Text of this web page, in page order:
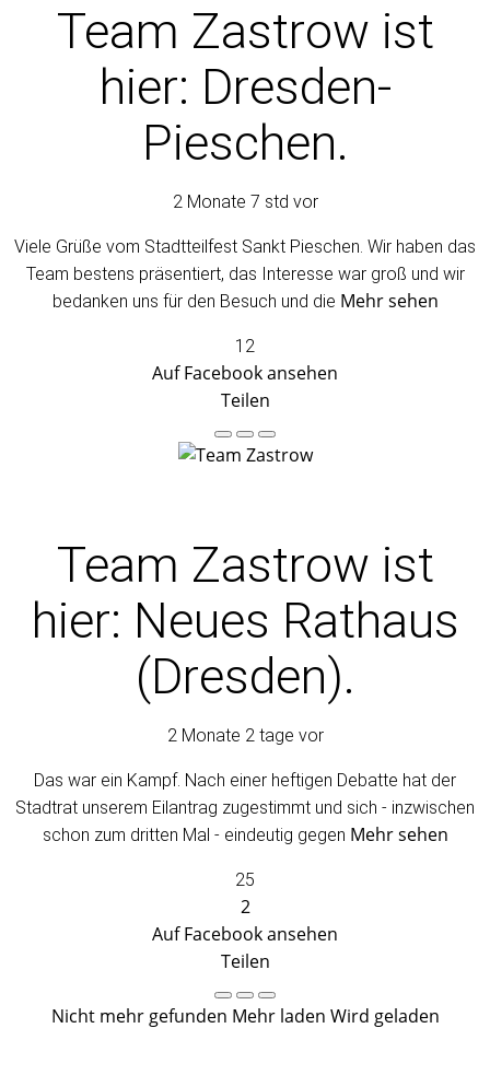
Team Zastrow ist
hier: Dresden-
Pieschen.
2 Monate 7 std vor
Viele Grüße vom Stadtteilfest Sankt Pieschen. Wir haben das
Team bestens präsentiert, das Interesse war groß und wir
bedanken uns für den Besuch und die Mehr sehen
12
Auf Facebook ansehen
Teilen
Team Zastrow ist
hier: Neues Rathaus
(Dresden).
2 Monate 2 tage vor
Das war ein Kampf. Nach einer heftigen Debatte hat der
Stadtrat unserem Eilantrag zugestimmt und sich - inzwischen
schon zum dritten Mal - eindeutig gegen Mehr sehen
25
2
Auf Facebook ansehen
Teilen
Nicht mehr gefunden Mehr laden Wird geladen